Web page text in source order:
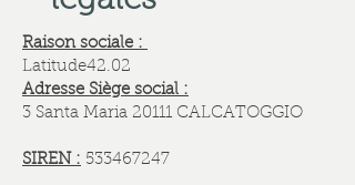
Raison sociale :
Latitude42.02
Adresse Siège social :
3 Santa Maria 20111 CALCATOGGIO
SIREN : 533467247